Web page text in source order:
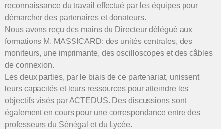
reconnaissance du travail effectué par les équipes pour
démarcher des partenaires et donateurs.
Nous avons reçu des mains du Directeur délégué aux
formations M. MASSICARD: des unités centrales, des
moniteurs, une imprimante, des oscilloscopes et des câbles
de connexion.
Les deux parties, par le biais de ce partenariat, unissent
leurs capacités et leurs ressources pour atteindre les
objectifs visés par ACTEDUS. Des discussions sont
également en cours pour une correspondance entre des
professeurs du Sénégal et du Lycée.